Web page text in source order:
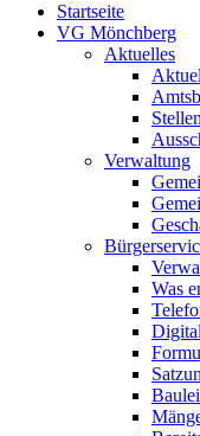
Startseite
VG Mönchberg
Aktuelles
Verwaltung
Was